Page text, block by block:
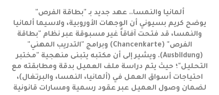
ألمانيا والنمسا.. عهد جديد بـ "بطاقة الفرص"
يوضح كريم بسيوني أن الوجهات الأوروبية، ولاسيما ألمانيا
والنمسا، قد فتحت آفاقاً غير مسبوقة عبر نظام "بطاقة
الفرص" (Chancenkarte) وبرامج "التدريب المهني"
(Ausbildung). ويشير إلى أن مكتبه يتبنى منهجية "مختبر
التحليل"؛ حيث يتم دراسة ملف العميل بدقة ومطابقته مع
احتياجات أسواق العمل في (ألمانيا، النمسا، والبرتغال)،
لضمان وصول العميل عبر عقود رسمية ومسارات قانونية